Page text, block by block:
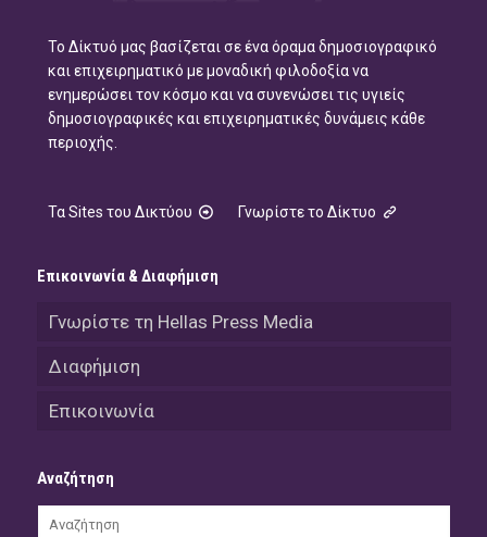
Το Δίκτυό μας βασίζεται σε ένα όραμα δημοσιογραφικό
και επιχειρηματικό με μοναδική φιλοδοξία να
ενημερώσει τον κόσμο και να συνενώσει τις υγιείς
δημοσιογραφικές και επιχειρηματικές δυνάμεις κάθε
περιοχής.
Τα Sites του Δικτύου Γνωρίστε το Δίκτυο
Επικοινωνία & Διαφήμιση
Γνωρίστε τη Hellas Press Media
Διαφήμιση
Επικοινωνία
Αναζήτηση